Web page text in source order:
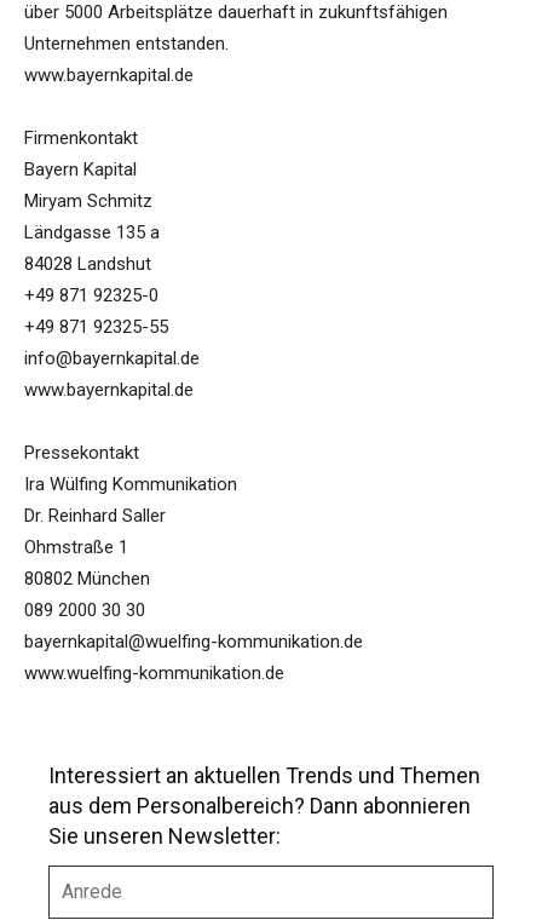
über 5000 Arbeitsplätze dauerhaft in zukunftsfähigen
Unternehmen entstanden.
www.bayernkapital.de
Firmenkontakt
Bayern Kapital
Miryam Schmitz
Ländgasse 135 a
84028 Landshut
+49 871 92325-0
+49 871 92325-55
info@bayernkapital.de
www.bayernkapital.de
Pressekontakt
Ira Wülfing Kommunikation
Dr. Reinhard Saller
Ohmstraße 1
80802 München
089 2000 30 30
bayernkapital@wuelfing-kommunikation.de
www.wuelfing-kommunikation.de
Interessiert an aktuellen Trends und Themen
aus dem Personalbereich? Dann abonnieren
Sie unseren Newsletter: